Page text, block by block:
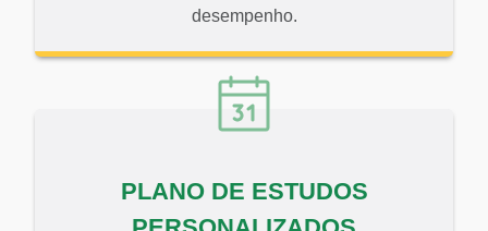
desempenho.
PLANO DE ESTUDOS